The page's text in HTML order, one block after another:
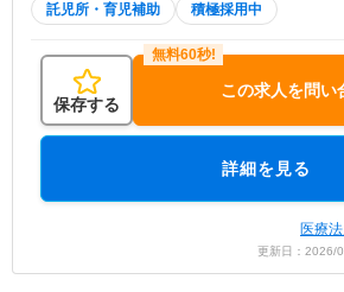
託児所・育児補助 積極採用中
保存する
この求人を問い
詳細を見る
医療
更新日：